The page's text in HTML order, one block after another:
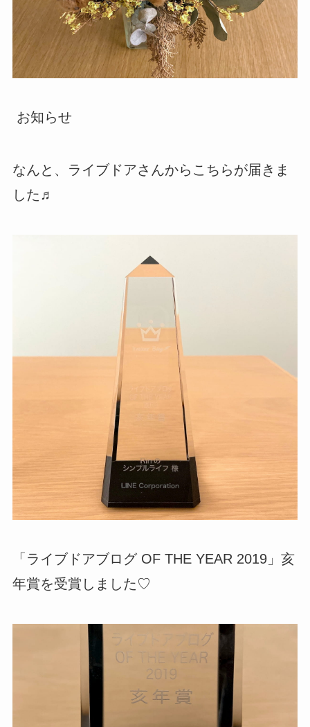
お知らせ
なんと、ライブドアさんからこちらが届きま
した♬
「ライブドアブログ OF THE YEAR 2019」亥
年賞を受賞しました♡